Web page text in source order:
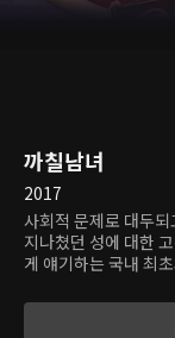
까칠남녀
2017
사회적 문제로 대두
지나쳤던 성에 대한
게 얘기하는 국내 최